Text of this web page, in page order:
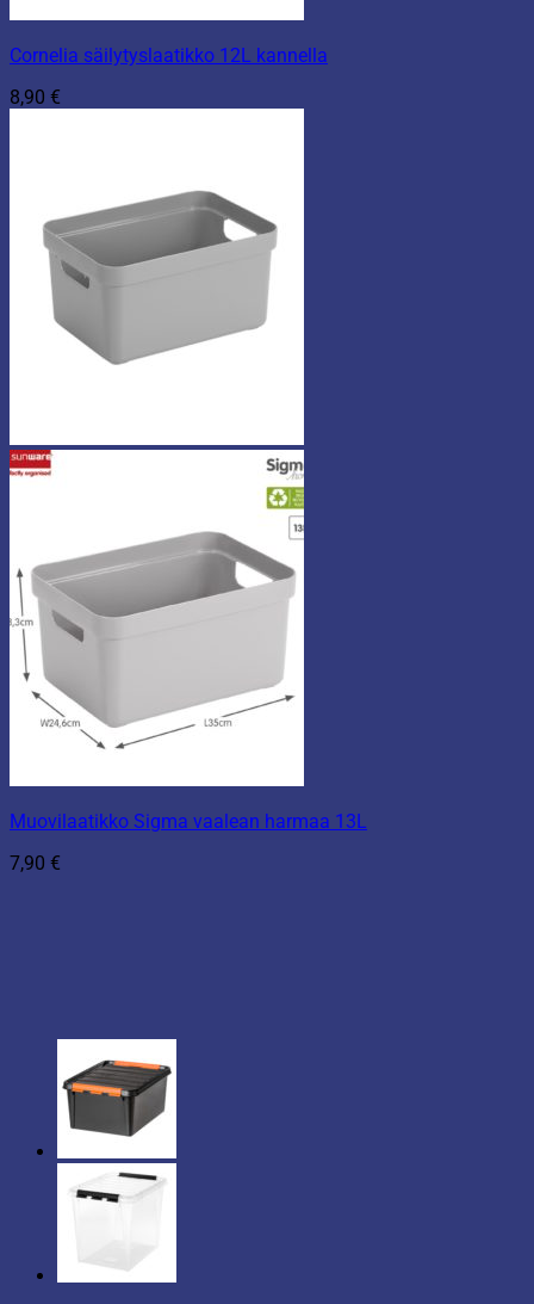
Cornelia säilytyslaatikko 12L kannella
8,90 €
Muovilaatikko Sigma vaalean harmaa 13L
7,90 €